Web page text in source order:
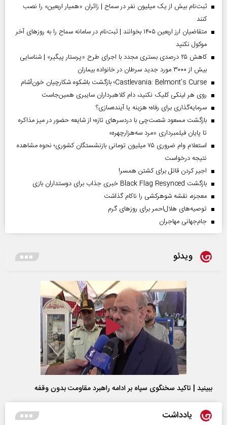
ثبت‌نام بیش از یک میلیون نفر در سماح | زائران «همیار اربعین» را نصب
کنند
متقاضیان ارز اربعین ۱۴۰۵ بخوانند | ثبت‌نام در سامانه سماح را به روز‌های آخر
موکول نکنید
کاهش ۲۵ درصدی بستری مجدد با اجرای طرح «پرستار پیگیر» | شناسایی
بیش از ۳۰۰۰ مورد جدید سرطان در خانواده بیماران
Castlevania: Belmont’s Curse؛ بازگشت باشکوه شکارچیان خون‌آشام
روی هر لینکی کلیک نکنید، دام کلاهبرداران سایبری همین‌جاست
سرمایه‌گذاری برای رفاه؛ هزینه یا آینده‌سازی؟
بازگشت مسعود شصت‌چی با دردسر‌های تازه؛ از شایعه حضور در میز مذاکره
تا پایان فیلمبرداری «مرد سه‌هزارچهره»
استعلام وام ضروری ۷۵ میلیون تومانی بازنشستگان کشوری؛ نحوه مشاهده
نتیجه درخواست
اجیر کردن قاتل برای کشتن همسر!
بازگشت Black Flag Resynced خبری جذاب برای دوستداران بازی
معجزه، نقشه شوهرکشی را ناکام گذاشت
توصیه‌های هلال‌احمر برای روز‌های گرم
جام‌جهانی مهاجران
ویدئو
ببینید | تاکید سخنگوی سپاه بر ادامه راهبرد مقاومت بدون وقفه
یادداشت